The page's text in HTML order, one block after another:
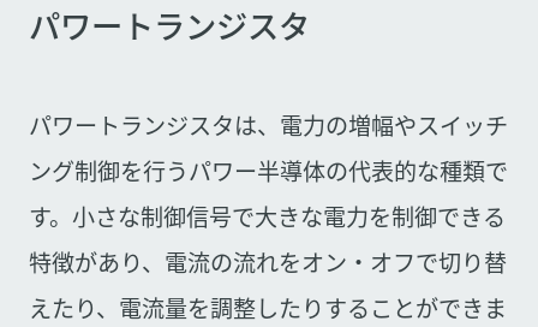
パワートランジスタ
パワートランジスタは、電力の増幅やスイッチ
ング制御を行うパワー半導体の代表的な種類で
す。小さな制御信号で大きな電力を制御できる
特徴があり、電流の流れをオン・オフで切り替
えたり、電流量を調整したりすることができま